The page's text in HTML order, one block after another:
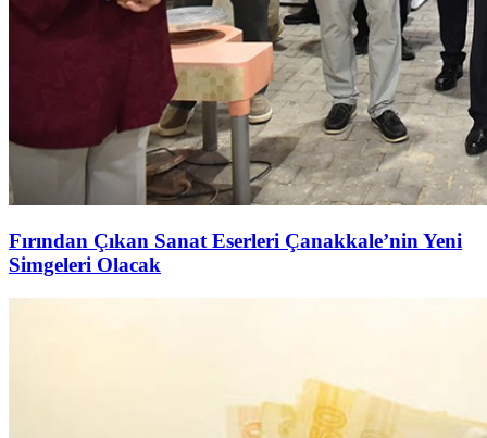
Fırından Çıkan Sanat Eserleri Çanakkale’nin Yeni
Simgeleri Olacak